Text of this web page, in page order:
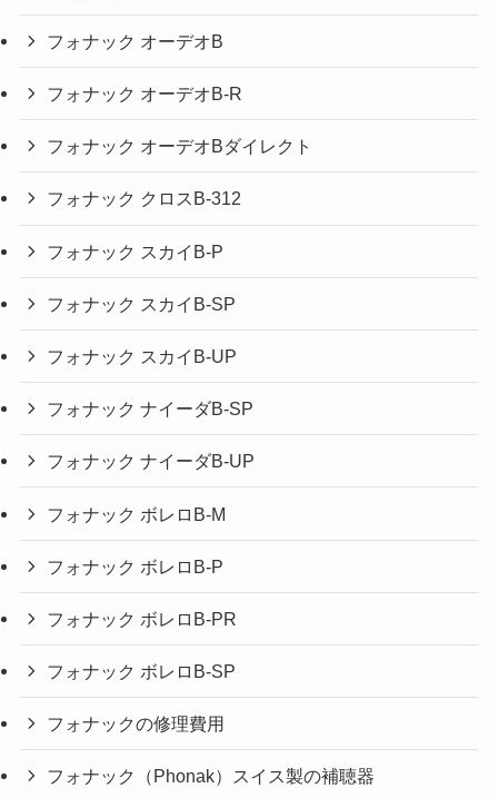
フォナック オーデオB
フォナック オーデオB-R
フォナック オーデオBダイレクト
フォナック クロスB-312
フォナック スカイB-P
フォナック スカイB-SP
フォナック スカイB-UP
フォナック ナイーダB-SP
フォナック ナイーダB-UP
フォナック ボレロB-M
フォナック ボレロB-P
フォナック ボレロB-PR
フォナック ボレロB-SP
フォナックの修理費用
フォナック（Phonak）スイス製の補聴器